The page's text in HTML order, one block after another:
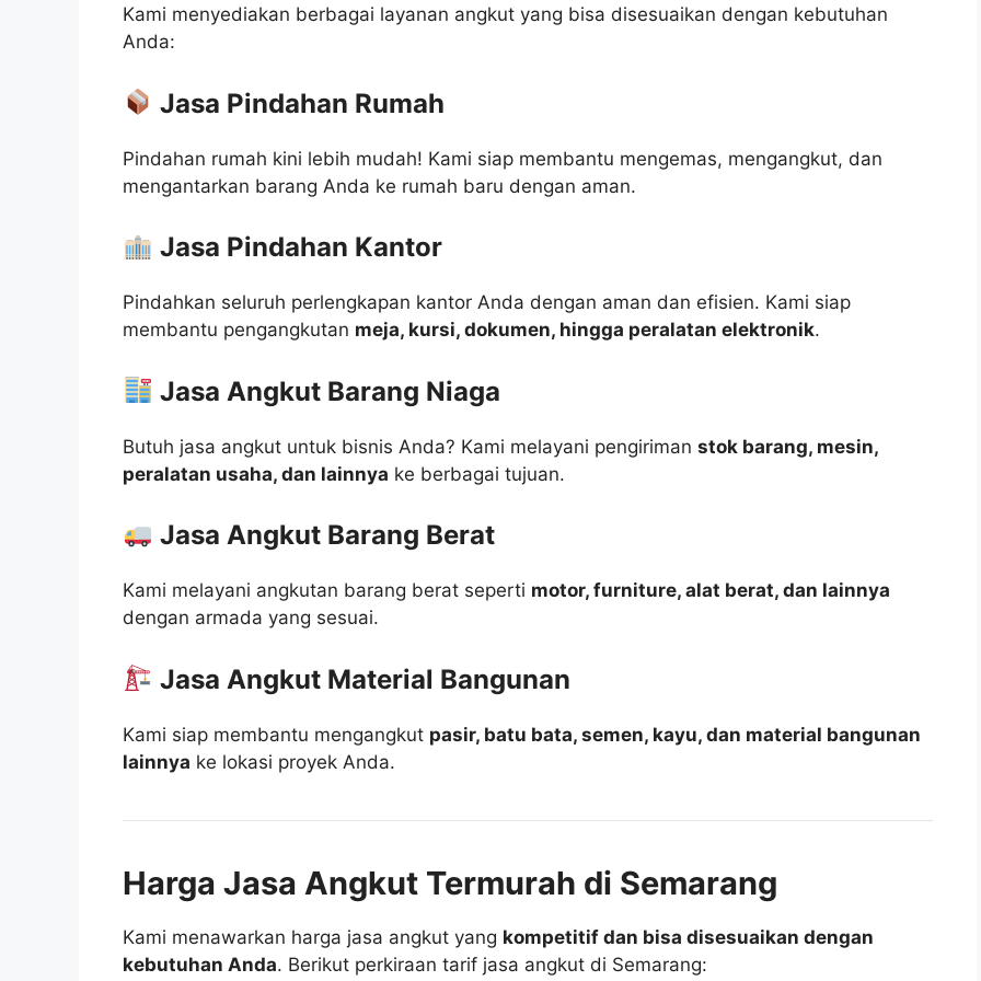
Kami menyediakan berbagai layanan angkut yang bisa disesuaikan dengan kebutuhan
Anda:
Jasa Pindahan Rumah
Pindahan rumah kini lebih mudah! Kami siap membantu mengemas, mengangkut, dan
mengantarkan barang Anda ke rumah baru dengan aman.
Jasa Pindahan Kantor
Pindahkan seluruh perlengkapan kantor Anda dengan aman dan efisien. Kami siap
membantu pengangkutan meja, kursi, dokumen, hingga peralatan elektronik.
Jasa Angkut Barang Niaga
Butuh jasa angkut untuk bisnis Anda? Kami melayani pengiriman stok barang, mesin,
peralatan usaha, dan lainnya ke berbagai tujuan.
Jasa Angkut Barang Berat
Kami melayani angkutan barang berat seperti motor, furniture, alat berat, dan lainnya
dengan armada yang sesuai.
Jasa Angkut Material Bangunan
Kami siap membantu mengangkut pasir, batu bata, semen, kayu, dan material bangunan
lainnya ke lokasi proyek Anda.
Harga Jasa Angkut Termurah di Semarang
Kami menawarkan harga jasa angkut yang kompetitif dan bisa disesuaikan dengan
kebutuhan Anda. Berikut perkiraan tarif jasa angkut di Semarang: